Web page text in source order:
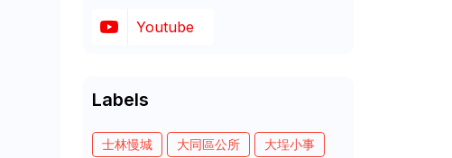
Youtube
Labels
士林慢城 大同區公所
大埕小事